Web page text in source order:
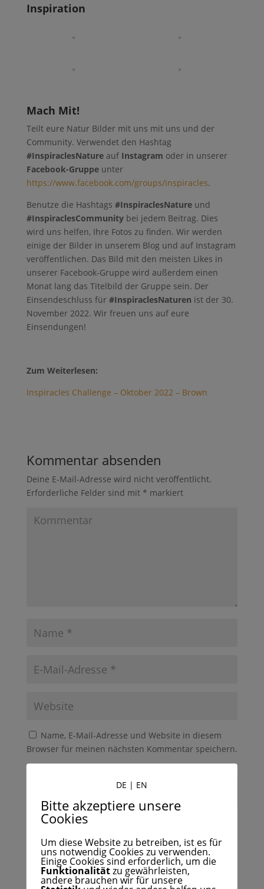
Inspiration
Mach Mit!
Teilt eure Natur Bilder mit uns mit uns und der
Community. Verwendet den Hashtag
#InspiraclesNatureauf Instagram oder in unserer
Facebook-Gruppeunter
https://www.facebook.com/groups/inspiracles.
Benutze die Hashtags #InspiraclesNatureund
#InspiraclesCommunitybei jedem Beitrag. Dies
wird uns helfen, Ihre Fotos zu finden. Wir werden
einige der Bilder in unserem Blog und auf Instagram
veröffentlichen. Das Bild mit den meisten Likes in
unserer Facebook-Gruppe wird außerdem einen
Monat lang das Titelbild der Gruppe sein. Der
Einsendeschluss für #InspiraclesNaturen ist der 30.
November 2022. Wir freuen uns auf eure
Einsendungen!
Zum Weiterlesen:
Inspiracles Challenge – Oktober 2022 – Brown
Kommentar absenden
Deine E-Mail-Adresse wird nicht veröffentlicht.
Erforderliche Felder sind mit * markiert
Name, E-Mail-Adresse und Website in diesem
Browser für meinen nächsten Kommentar speichern.
Search
DE | EN
Bitte akzeptiere unsere
Cookies
Um diese Website zu betreiben, ist es für
uns notwendig Cookies zu verwenden.
Einige Cookies sind erforderlich, um die
Funktionalitätzu gewährleisten,
andere brauchen wir für unsere